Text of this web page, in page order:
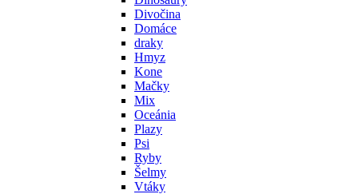
Divočina
Domáce
draky
Hmyz
Kone
Mačky
Mix
Oceánia
Plazy
Psi
Ryby
Šelmy
Vtáky